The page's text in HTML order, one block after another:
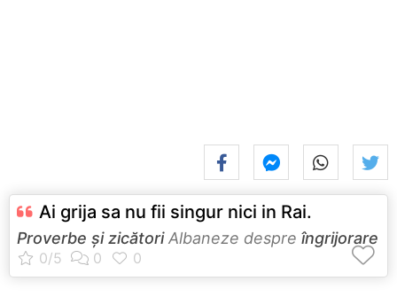
Ai grija sa nu fii singur nici in Rai.
Proverbe și zicătoriAlbaneze despre îngrijorare